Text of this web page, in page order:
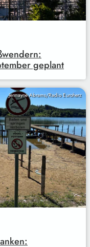
geplant
Jermayne Abrams/Radio Euroherz